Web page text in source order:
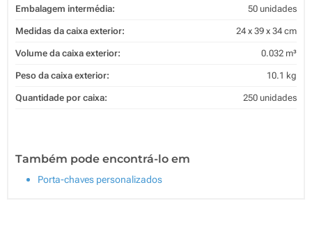
Embalagem intermédia: 50 unidades
Medidas da caixa exterior: 24 x 39 x 34 cm
Volume da caixa exterior: 0.032 m³
Peso da caixa exterior: 10.1 kg
Quantidade por caixa: 250 unidades
Também pode encontrá-lo em
Porta-chaves personalizados